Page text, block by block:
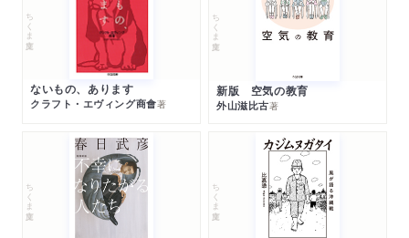
ちくま文庫
ないもの、あります
クラフト・エヴィング商會著
ちくま文庫
新版 空気の教育
外山滋比古著
ちくま文庫 ちくま文庫